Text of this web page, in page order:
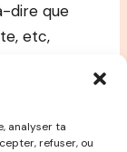
analyser ta
refuser, ou
dire que
etc,
venir les
cette